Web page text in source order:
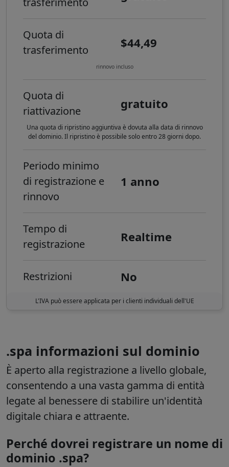
Quota di
trasferimento
$44,49
rinnovo incluso
Quota di
riattivazione
gratuito
Una quota di ripristino aggiuntiva è dovuta alla data di rinnovo
del dominio. Il ripristino è possibile solo entro 28 giorni dopo.
Periodo minimo
di registrazione e
rinnovo
1 anno
Tempo di
registrazione
Realtime
Restrizioni No
L'IVA può essere applicata per i clienti individuali dell'UE
.spa informazioni sul dominio
È aperto alla registrazione a livello globale,
consentendo a una vasta gamma di entità
legate al benessere di stabilire un'identità
digitale chiara e attraente.
Perché dovrei registrare un nome di
dominio .spa?